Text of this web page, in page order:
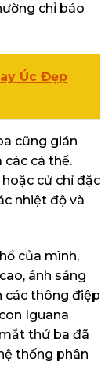
chỉ báo
Úc Đẹp
cũng gián
cá thể.
cử chỉ đặc
nhiệt độ và
của mình,
ánh sáng
các thông điệp
Iguana
thứ ba đã
thống phân